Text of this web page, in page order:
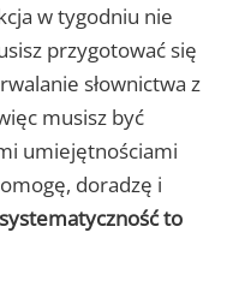
w tygodniu nie
przygotować się
słownictwa z
musisz być
umiejętnościami
doradzę i
systematyczność to